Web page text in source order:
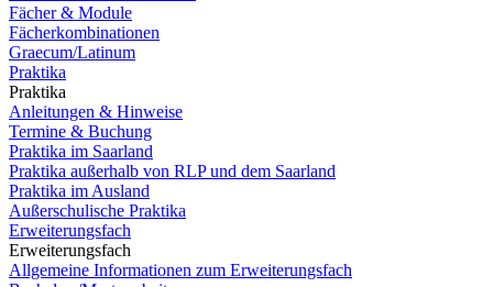
Fächer & Module
Fächerkombinationen
Graecum/Latinum
Praktika
Praktika
Anleitungen & Hinweise
Termine & Buchung
Praktika im Saarland
Praktika außerhalb von RLP und dem Saarland
Praktika im Ausland
Außerschulische Praktika
Erweiterungsfach
Erweiterungsfach
Allgemeine Informationen zum Erweiterungsfach